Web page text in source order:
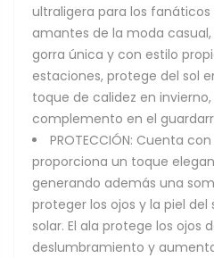
ultraligera para los fanáticos
amantes de la moda
gorra única y con estilo
estaciones, protege del sol
toque de calidez en
complemento en el
PROTECCIÓN: Cuenta
proporciona un toque
generando además una
proteger los ojos y la piel
solar. El ala protege los ojos
deslumbramiento y